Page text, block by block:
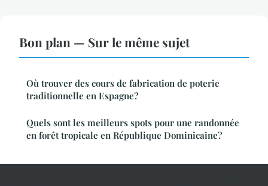
Bon plan — Sur le même sujet
Où trouver des cours de fabrication de poterie
traditionnelle en Espagne?
Quels sont les meilleurs spots pour une randonnée
en forêt tropicale en République Dominicaine?